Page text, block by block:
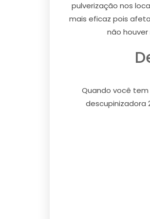
pulverização nos
mais eficaz pois
não
Quando você tem
descupinizadora